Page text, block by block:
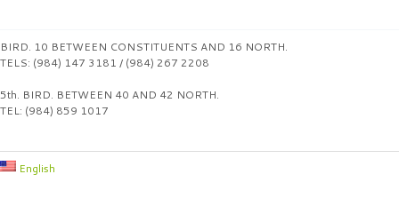
BIRD. 10 BETWEEN CONSTITUENTS AND 16 NORTH.
TELS: (984) 147 3181 / (984) 267 2208
5th. BIRD. BETWEEN 40 AND 42 NORTH.
TEL: (984) 859 1017
English